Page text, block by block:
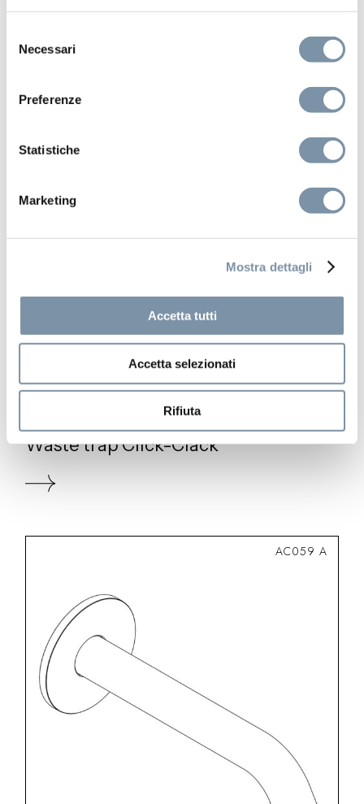
delNecessari
Preferenze
Statistiche
Marketing
Mostra dettagli
Accetta tutti
Accetta selezionati
Rifiuta
AC036 A
Waste trap Click-Clack
AC059 A